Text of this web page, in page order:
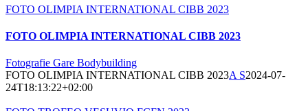
FOTO OLIMPIA INTERNATIONAL CIBB 2023
FOTO OLIMPIA INTERNATIONAL CIBB 2023
Fotografie Gare Bodybuilding
FOTO OLIMPIA INTERNATIONAL CIBB 2023A S2024-07-
24T18:13:22+02:00